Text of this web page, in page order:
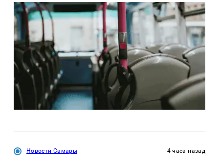
Новости Самары 4 часа назад